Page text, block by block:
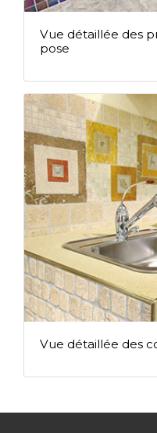
Vue détaillée des
pose
Vue détaillée des